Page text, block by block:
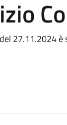
27.11.2024